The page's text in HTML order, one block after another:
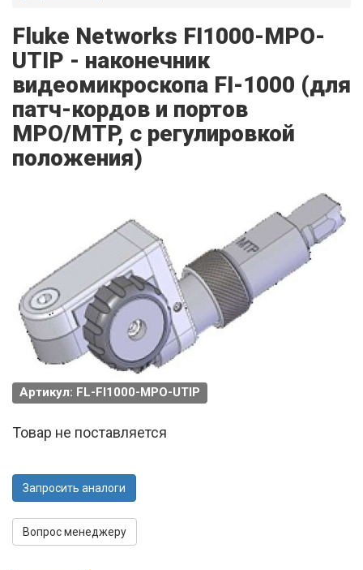
Fluke Networks FI1000-MPO-
UTIP - наконечник
видеомикроскопа FI-1000 (для
патч-кордов и портов
MPO/MTP, с регулировкой
положения)
Артикул: FL-FI1000-MPO-UTIP
Товар не поставляется
Запросить аналоги
Вопрос менеджеру